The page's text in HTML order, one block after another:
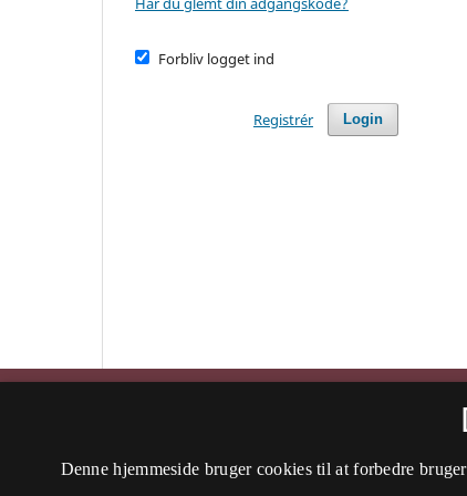
Forbliv logget ind
Login
Registrér
ISSN 2794-3569
Denne hjemmeside bruger cookies til at forbedre